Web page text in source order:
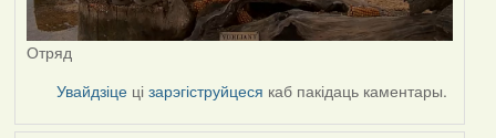
Отряд
Увайдзіце цізарэгіструйцеся каб пакідаць каментары.